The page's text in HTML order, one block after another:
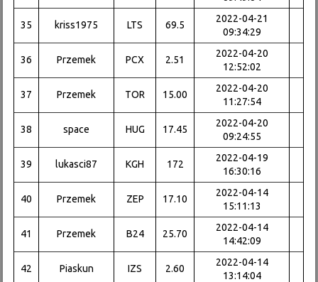
35 kriss1975 LTS 69.5
2022-04-21
09:34:29
36 Przemek PCX 2.51
2022-04-20
12:52:02
37 Przemek TOR 15.00
2022-04-20
11:27:54
38 space HUG 17.45
2022-04-20
09:24:55
39 lukasci87 KGH 172
2022-04-19
16:30:16
40 Przemek ZEP 17.10
2022-04-14
15:11:13
41 Przemek B24 25.70
2022-04-14
14:42:09
42 Piaskun IZS 2.60
2022-04-14
13:14:04